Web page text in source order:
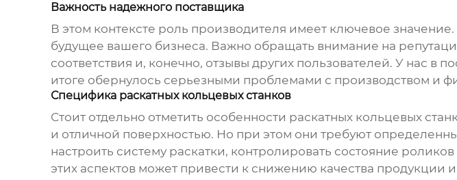
Важность надежного поставщика
В этом контексте роль производителя имеет ключевое
будущее вашего бизнеса. Важно обращать внимание на
соответствия и, конечно, отзывы других пользователей. У нас в
итоге обернулось серьезными проблемами с производством и
Специфика раскатных кольцевых станков
Стоит отдельно отметить особенности раскатных кольцевых
и отличной поверхностью. Но при этом они требуют
настроить систему раскатки, контролировать состояние
этих аспектов может привести к снижению качества продукции